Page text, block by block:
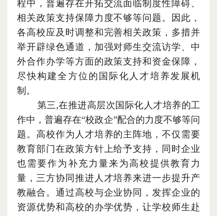
程中 ， 普遍存在开拓交流面临制度性障碍、
相关政策支持保障力度不够等问题。因此 ，
各高校应及时调整和完善相关政策 ， 多措并
举开辟绿色通道 ， 加强对师生交流访学、中
外合作办学等方面的政策支持和资金保障 ，
尽快构建全方位的国际化人才培养发展机
制。
第三,在推进高层次国际化人才培养的工
作中 ，普遍存在“校政企”配合的力度不够等问
题。高校作为人才培养的主阵地 ，不仅需要
教育部门在政策方针上给予支持 ， 同时企业
也需要作为补充力量来为高校提供教育力
量 ， 三方协同推进人才培养来进一步提升产
教融合。通过高校与企业协同 ，发挥企业的
资源优势和高校的办学优势 ，让学校师生赴